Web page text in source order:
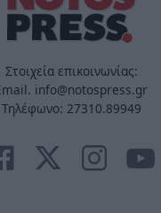
Στοιχεία επικοινωνίας:
info@notospress.gr
Τηλέφωνο: 27310.89949